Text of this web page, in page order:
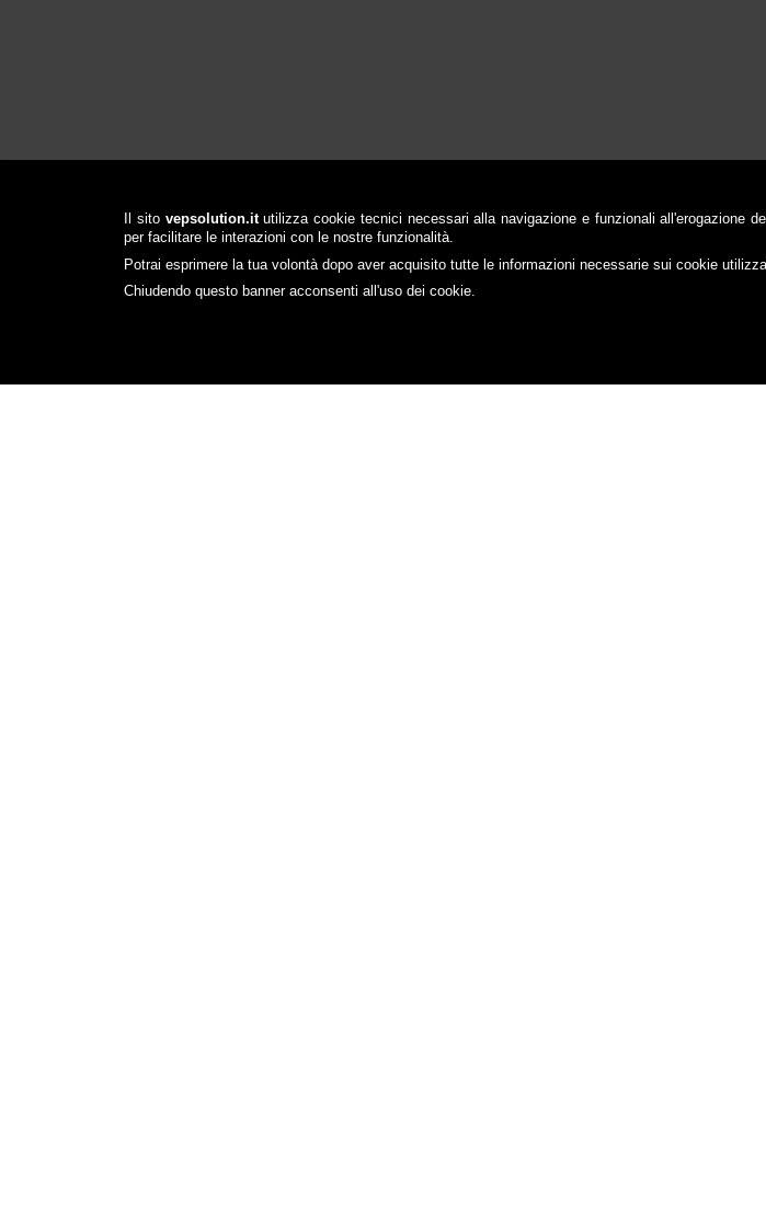
Il sito vepsolution.itutilizza cookie tecnici necessari alla navigazione e funzionali all'erogazione
per facilitare le interazioni con le nostre funzionalità.
Potrai esprimere la tua volontà dopo aver acquisito tutte le informazioni necessarie sui cookie
Chiudendo questo banner acconsenti all'uso dei cookie.